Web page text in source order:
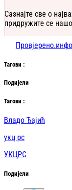
Сазнајте све о
придружите се
Провјерено.инфо
Тагови :
Подијели
Тагови :
Владо Ђајић
укц рс
УКЦРС
Подијели